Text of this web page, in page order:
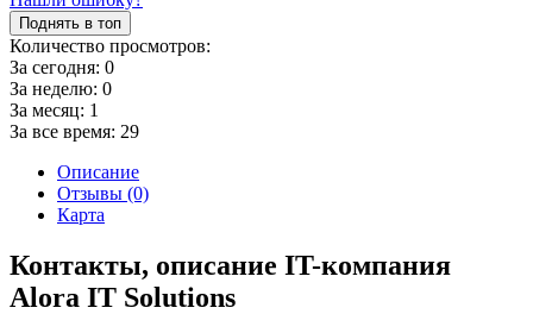
Поднять в топ
Количество просмотров:
За сегодня: 0
За неделю: 0
За месяц: 1
За все время: 29
Описание
Отзывы (0)
Карта
Контакты, описание IT-компания
Alora IT Solutions